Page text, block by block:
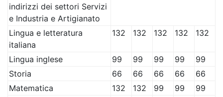
indirizzi dei settori Servizi
e Industria e Artigianato
Lingua e letteratura
italiana
132 132 132 132 132
Lingua inglese 99 99 99 99
99
Storia
66 66 66 66
66
Matematica
132 132 99 99
99